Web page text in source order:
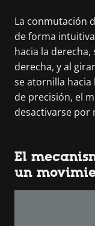
La conmutación
de forma
hacia la
derecha, y al
se atornilla
de precisión, el
desactivarse por
El
un